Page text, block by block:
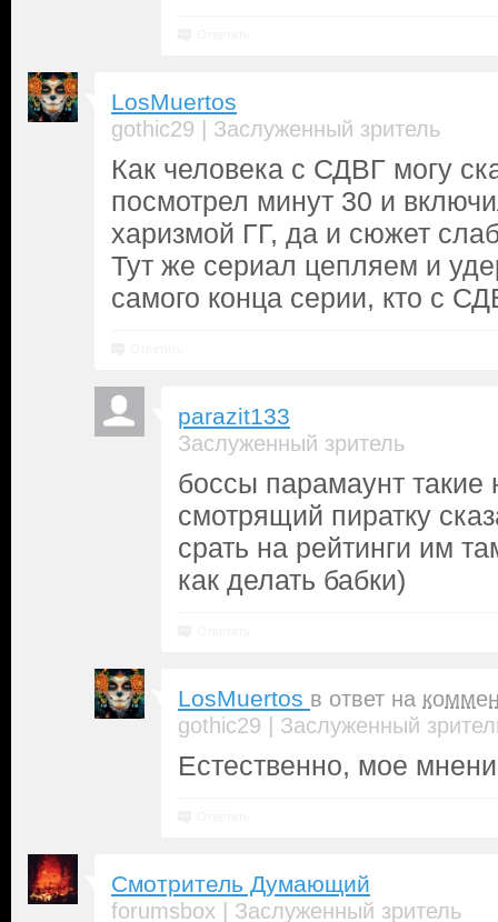
LosMuertos
gothic29 | Заслуженный зритель
Как человека с СДВГ могу
посмотрел минут 30 и
харизмой ГГ, да и сюжет
Тут же сериал цепляем и
самого конца серии, кто с
parazit133
Заслуженный зритель
боссы парамаунт такие
смотрящий пиратку
срать на рейтинги им
как делать бабки)
LosMuertos в ответ на
gothic29 | Заслуженный
Естественно, мое
Смотритель Думающий
forumsbox | Заслуженный зритель